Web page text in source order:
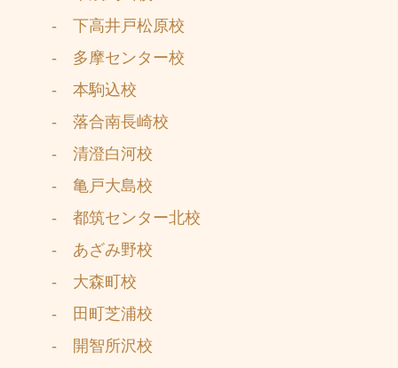
- 下高井戸松原校
- 多摩センター校
- 本駒込校
- 落合南長崎校
- 清澄白河校
- 亀戸大島校
- 都筑センター北校
- あざみ野校
- 大森町校
- 田町芝浦校
- 開智所沢校